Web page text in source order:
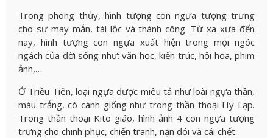
Trong phong thủy, hình tượng con ngựa tượng trưng
cho sự may mắn, tài lộc và thành công. Từ xa xưa đến
nay, hình tượng con ngựa xuất hiện trong mọi ngóc
ngách của đời sống như: văn học, kiến trúc, hội họa, phim
ảnh,…
Ở Triều Tiên, loại ngựa được miêu tả như loài ngựa thần,
màu trắng, có cánh giống như trong thần thoại Hy Lạp.
Trong thần thoại Kito giáo, hình ảnh 4 con ngựa tượng
trưng cho chinh phục, chiến tranh, nạn đói và cái chết.